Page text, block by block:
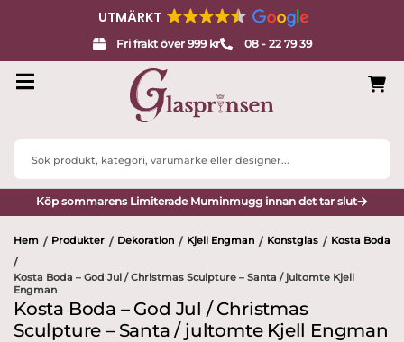
UTMÄRKT
Fri frakt över 999 kr 08 - 22 79 39
Search
Köp sommarens Limiterade Muminmugg innan det tar slut
Hem / Produkter / Dekoration / Kjell Engman / Konstglas / Kosta Boda
/
Kosta Boda – God Jul / Christmas Sculpture – Santa / jultomte Kjell
Engman
Kosta Boda – God Jul / Christmas
Sculpture – Santa / jultomte Kjell Engman